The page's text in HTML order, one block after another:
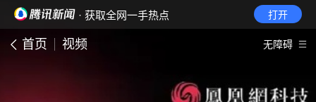
· 获取全网一手热点 打开
首页 视频 无障碍